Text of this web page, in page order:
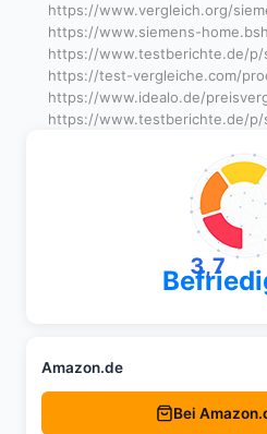
https://www.vergleich.org/
https://www.siemens-
https://www.testberichte.de/
https://test-vergleiche.com/
https://www.idealo.de/
https://www.testberichte.de/
3,7
Amazon.de
Bei